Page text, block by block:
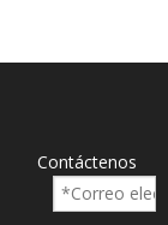
Contáctenos